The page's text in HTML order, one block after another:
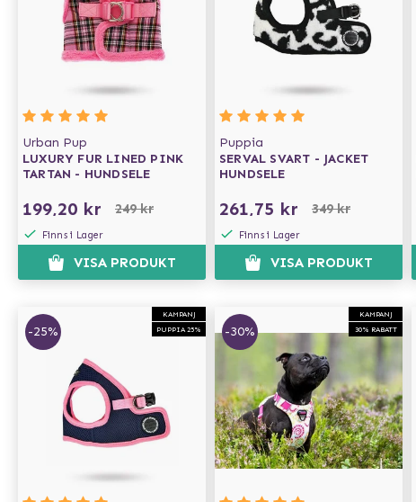
Urban Pup
LUXURY FUR LINED PINK
TARTAN - HUNDSELE
199,20 kr 249 kr
Finns i Lager
VISA PRODUKT
Puppia
SERVAL SVART - JACKET
HUNDSELE
261,75 kr 349 kr
Finns i Lager
VISA PRODUKT
KAMPANJ
PUPPIA 25%
-25%
KAMPANJ
30% RABATT
-30%